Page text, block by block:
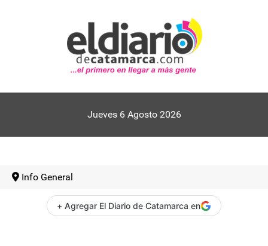
Jueves 6 Agosto 2026
Info General
+ Agregar El Diario de Catamarca en